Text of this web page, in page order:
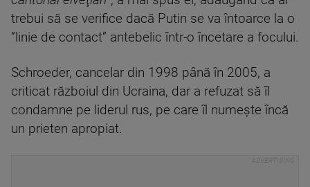
trebui să se verifice dacă Putin se va întoarce la o
”linie de contact” antebelic într-o încetare a focului.
Schroeder, cancelar din 1998 până în 2005, a
criticat războiul din Ucraina, dar a refuzat să îl
condamne pe liderul rus, pe care îl numeşte încă
un prieten apropiat.